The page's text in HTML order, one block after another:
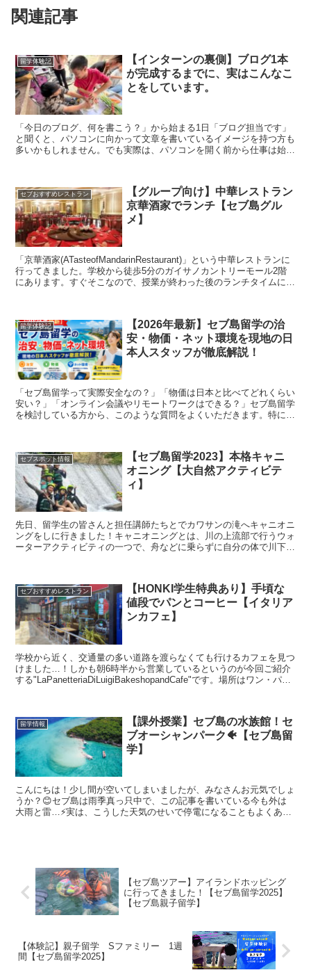
関連記事
留学体験記
【インターンの裏側】ブログ1本
が完成するまでに、実はこんなこ
とをしています。
「今日のブログ、何を書こう？」から始まる1日「ブログ担当です」
と聞くと、パソコンに向かって文章を書いているイメージを持つ方も
多いかもしれません。でも実際は、パソコンを開く前から仕事は始ま
セブおすすめレストラン
【グループ向け】中華レストラン
京華酒家でランチ【セブ島グル
メ】
「京華酒家(ATasteofMandarinRestaurant)」という中華レストランに
行ってきました。学校から徒歩5分のガイサノカントリーモール2階
にあります。すぐそこなので、授業が終わった後のランチタイムに気
留学体験記
【2026年最新】セブ島留学の治
安・物価・ネット環境を現地の日
本人スタッフが徹底解説！
「セブ島留学って実際安全なの？」「物価は日本と比べてどれくらい
安い？」「オンライン会議やリモートワークはできる？」セブ島留学
を検討している方から、このような質問をよくいただきます。特に初
セブスポット情報
【セブ島留学2023】本格キャニ
オニング【大自然アクティビテ
ィ】
先日、留学生の皆さんと担任講師たちとでカワサンの滝へキャニオニ
ングをしに行きました！キャニオニングとは、川の上流部で行うウォ
ーターアクティビティの一つで、舟などに乗らずに自分の体で川下り
セブおすすめレストラン
【HONKI学生特典あり】手頃な
値段でパンとコーヒー【イタリア
ンカフェ】
学校から近く、交通量の多い道路を渡らなくても行けるカフェを見つ
けました…！しかも朝6時半から営業しているというのが今回ご紹介
する"LaPanetteriaDiLuigiBakeshopandCafe"です。場所はワン・パセ
留学情報
【課外授業】セブ島の水族館！セ
ブオーシャンパーク🐠【セブ島留
学】
こんにちは！少し間が空いてしまいましたが、みなさんお元気でしょ
うか？😊セブ島は雨季真っ只中で、この記事を書いている今も外は
大雨と雷…⚡️実は、こうした天気のせいで停電になることもよくある
【セブ島ツアー】アイランドホッピング
に行ってきました！【セブ島留学2025】
【セブ島親子留学】
【体験記】親子留学 Sファミリー 1週
間【セブ島留学2025】